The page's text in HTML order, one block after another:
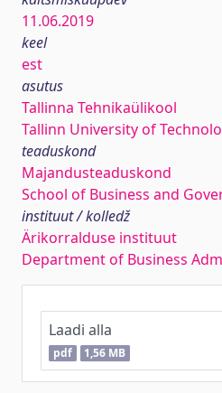
11.06.2019
keel
est
asutus
Tallinna Tehnikaülikool
Tallinn University of
teaduskond
Majandusteaduskond
School of Business and
instituut / kolledž
Ärikorralduse instituut
Department of Business
Laadi alla
pdf 1,56 MB